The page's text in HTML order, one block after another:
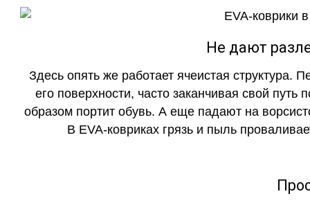
Не дают
Здесь опять же работает ячеистая структура.
его поверхности, часто заканчивая свой
образом портит обувь. А еще падают на
В EVA-ковриках грязь и пыль